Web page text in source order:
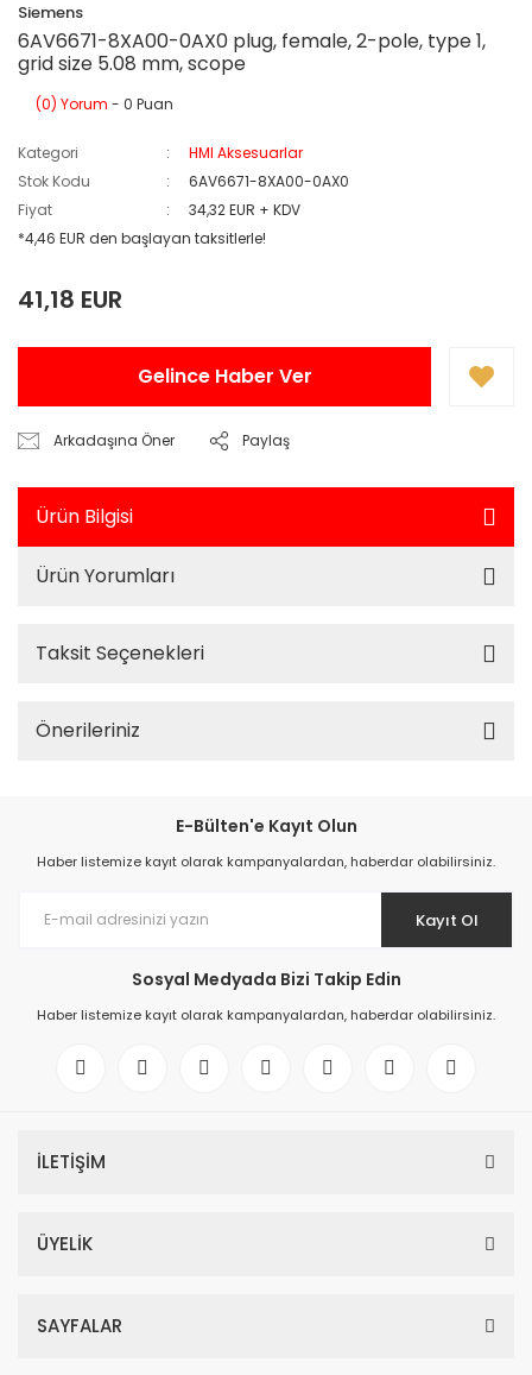
Siemens
6AV6671-8XA00-0AX0 plug, female, 2-pole, type 1,
grid size 5.08 mm, scope
(0) Yorum - 0 Puan
Kategori
HMI Aksesuarlar
Stok Kodu
6AV6671-8XA00-0AX0
Fiyat
34,32 EUR + KDV
*4,46 EUR den başlayan taksitlerle!
41,18 EUR
Gelince Haber Ver
Arkadaşına Öner Paylaş
Ürün Bilgisi
Ürün Yorumları
Taksit Seçenekleri
Önerileriniz
E-Bülten'e Kayıt Olun
Haber listemize kayıt olarak kampanyalardan, haberdar olabilirsiniz.
Kayıt Ol
Sosyal Medyada Bizi Takip Edin
Haber listemize kayıt olarak kampanyalardan, haberdar olabilirsiniz.
İLETİŞİM
ÜYELİK
SAYFALAR